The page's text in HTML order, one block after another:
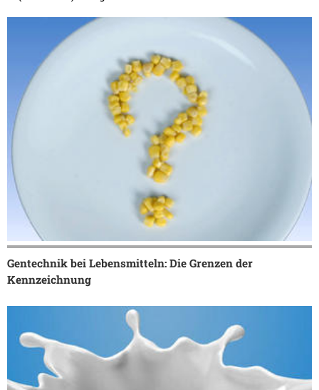
Gentechnik bei Lebensmitteln: Die Grenzen der
Kennzeichnung